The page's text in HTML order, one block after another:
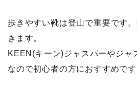
歩きやすい靴は登山で重要です
きます。
KEEN(キーン)ジャスパーやジャ
なので初心者の方におすすめです